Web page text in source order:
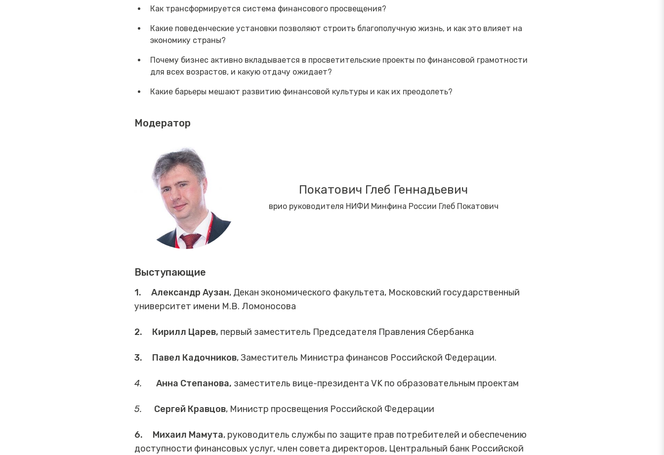
Как трансформируется система финансового просвещения?
Какие поведенческие установки позволяют строить благополучную жизнь, и как это влияет на
экономику страны?
Почему бизнес активно вкладывается в просветительские проекты по финансовой грамотности
для всех возрастов, и какую отдачу ожидает?
Какие барьеры мешают развитию финансовой культуры и как их преодолеть?
Модератор
Покатович Глеб Геннадьевич
врио руководителя НИФИ Минфина России Глеб Покатович
Выступающие
1. Александр Аузан, Декан экономического факультета, Московский государственный
университет имени М.В. Ломоносова
2. Кирилл Царев, первый заместитель Председателя Правления Сбербанка
3. Павел Кадочников, Заместитель Министра финансов Российской Федерации.
4. Анна Степанова, заместитель вице-президента VK по образовательным проектам
5. Сергей Кравцов, Министр просвещения Российской Федерации
6. Михаил Мамута, руководитель службы по защите прав потребителей и обеспечению
доступности финансовых услуг, член совета директоров, Центральный банк Российской